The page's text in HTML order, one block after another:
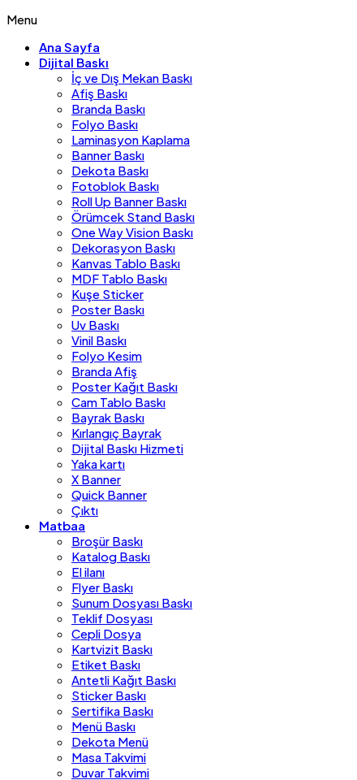
Menu
Ana Sayfa
Dijital Baskı
İç ve Dış Mekan Baskı
Afiş Baskı
Branda Baskı
Folyo Baskı
Laminasyon Kaplama
Banner Baskı
Dekota Baskı
Fotoblok Baskı
Roll Up Banner Baskı
Örümcek Stand Baskı
One Way Vision Baskı
Dekorasyon Baskı
Kanvas Tablo Baskı
MDF Tablo Baskı
Kuşe Sticker
Poster Baskı
Uv Baskı
Vinil Baskı
Folyo Kesim
Branda Afiş
Poster Kağıt Baskı
Cam Tablo Baskı
Bayrak Baskı
Kırlangıç Bayrak
Dijital Baskı Hizmeti
Yaka kartı
X Banner
Quick Banner
Çıktı
Matbaa
Broşür Baskı
Katalog Baskı
El ilanı
Flyer Baskı
Sunum Dosyası Baskı
Teklif Dosyası
Cepli Dosya
Kartvizit Baskı
Etiket Baskı
Antetli Kağıt Baskı
Sticker Baskı
Sertifika Baskı
Menü Baskı
Dekota Menü
Masa Takvimi
Duvar Takvimi